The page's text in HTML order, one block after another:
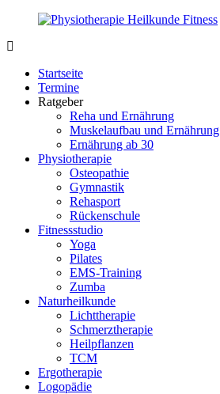
Zurück
Inhalt
Fit.de
Körper
Startseite
Termine
Ratgeber
Reha und Ernährung
Muskelaufbau und Ernährung
Ernährung ab 30
Physiotherapie
Osteopathie
Gymnastik
Rehasport
Rückenschule
Fitnessstudio
Yoga
Pilates
EMS-Training
Zumba
Naturheilkunde
Lichttherapie
Schmerztherapie
Heilpflanzen
TCM
Ergotherapie
Logopädie